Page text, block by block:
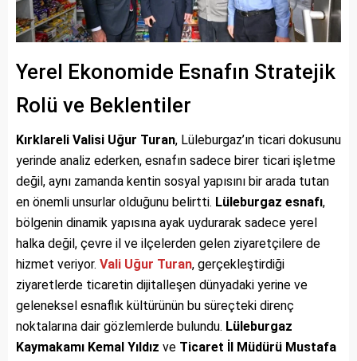
Yerel Ekonomide Esnafın Stratejik
Rolü ve Beklentiler
Kırklareli Valisi Uğur Turan, Lüleburgaz’ın ticari dokusunu
yerinde analiz ederken, esnafın sadece birer ticari işletme
değil, aynı zamanda kentin sosyal yapısını bir arada tutan
en önemli unsurlar olduğunu belirtti. Lüleburgaz esnafı,
bölgenin dinamik yapısına ayak uydurarak sadece yerel
halka değil, çevre il ve ilçelerden gelen ziyaretçilere de
hizmet veriyor. Vali Uğur Turan, gerçekleştirdiği
ziyaretlerde ticaretin dijitalleşen dünyadaki yerine ve
geleneksel esnaflık kültürünün bu süreçteki direnç
noktalarına dair gözlemlerde bulundu. Lüleburgaz
Kaymakamı Kemal Yıldız ve Ticaret İl Müdürü Mustafa